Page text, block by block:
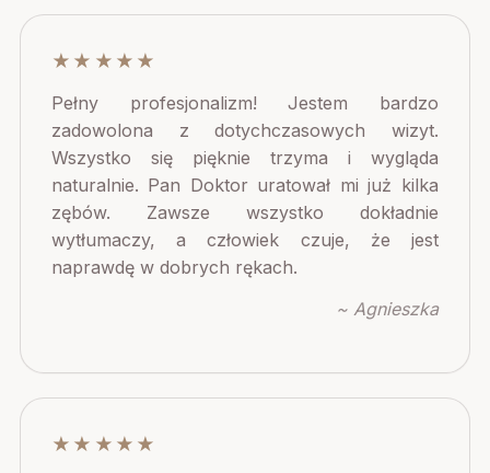
★★★★★
Pełny profesjonalizm! Jestem bardzo
zadowolona z dotychczasowych wizyt.
Wszystko się pięknie trzyma i wygląda
naturalnie. Pan Doktor uratował mi już kilka
zębów. Zawsze wszystko dokładnie
wytłumaczy, a człowiek czuje, że jest
naprawdę w dobrych rękach.
~ Agnieszka
★★★★★